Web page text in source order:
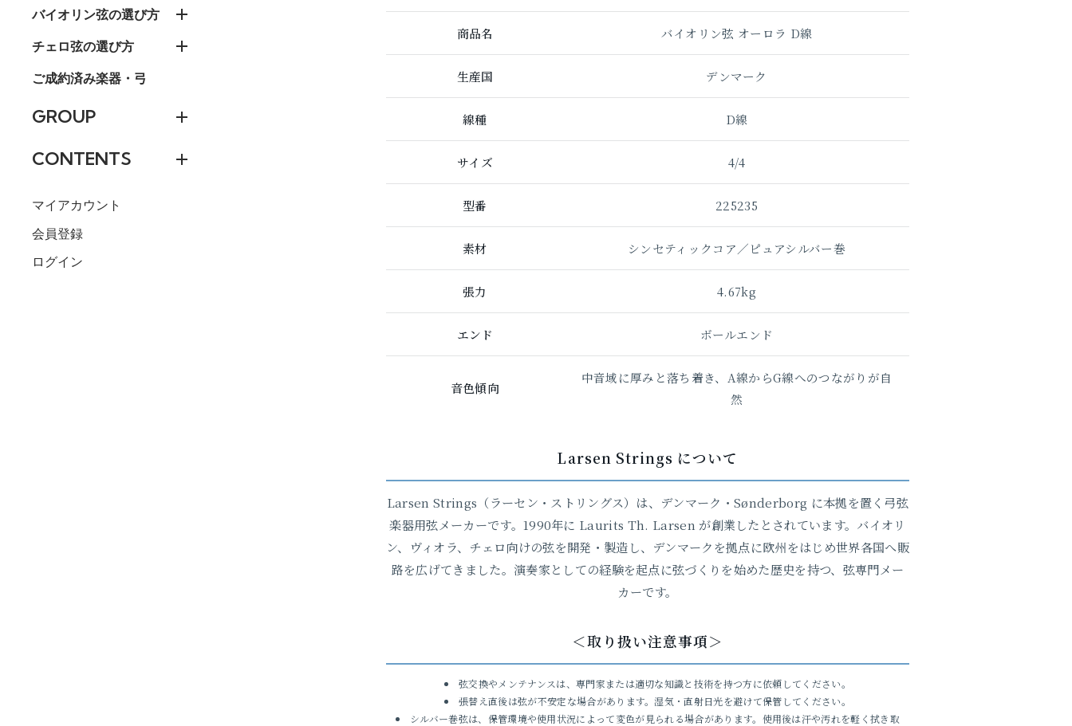
バイオリン弦の選び方
チェロ弦の選び方
ご成約済み楽器・弓
GROUP
CONTENTS
マイアカウント
会員登録
ログイン
商品名 バイオリン弦 オーロラ D線
生産国 デンマーク
線種 D線
サイズ 4/4
型番 225235
素材 シンセティックコア／ピュアシルバー巻
張力 4.67kg
エンド ボールエンド
音色傾向
中音域に厚みと落ち着き、A線からG線へのつながりが自
然
Larsen Strings について
Larsen Strings（ラーセン・ストリングス）は、デンマーク・Sønderborg に本拠を置く弓弦
楽器用弦メーカーです。1990年に Laurits Th. Larsen が創業したとされています。バイオリ
ン、ヴィオラ、チェロ向けの弦を開発・製造し、デンマークを拠点に欧州をはじめ世界各国へ販
路を広げてきました。演奏家としての経験を起点に弦づくりを始めた歴史を持つ、弦専門メー
カーです。
＜取り扱い注意事項＞
弦交換やメンテナンスは、専門家または適切な知識と技術を持つ方に依頼してください。
張替え直後は弦が不安定な場合があります。湿気・直射日光を避けて保管してください。
シルバー巻弦は、保管環境や使用状況によって変色が見られる場合があります。使用後は汗や汚れを軽く拭き取